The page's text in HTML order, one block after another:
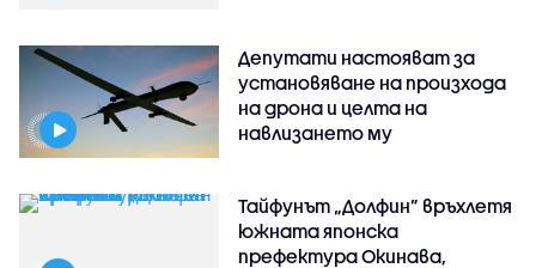
Депутати настояват за
установяване на произхода
на дрона и целта на
навлизането му
Тайфунът „Долфин” връхлетя
южната японска
префектура Окинава,